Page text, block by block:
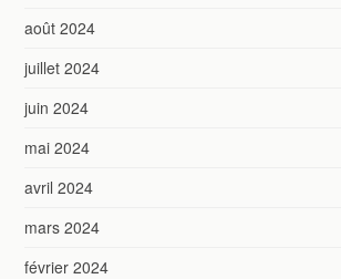
août 2024
juillet 2024
juin 2024
mai 2024
avril 2024
mars 2024
février 2024